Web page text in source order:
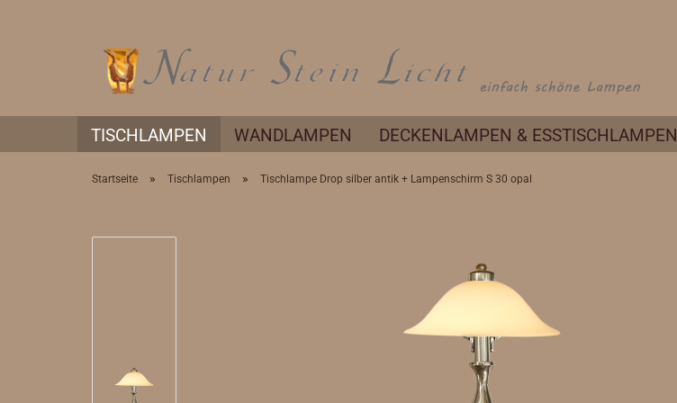
TISCHLAMPEN WANDLAMPEN DECKENLAMPEN & ESSTISCHLAMPEN
Startseite » Tischlampen » Tischlampe Drop silber antik + Lampenschirm S 30 opal